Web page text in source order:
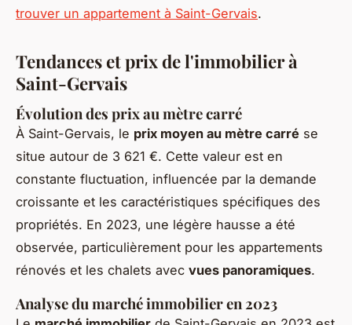
trouver un appartement à Saint-Gervais.
Tendances et prix de l'immobilier à
Saint-Gervais
Évolution des prix au mètre carré
À Saint-Gervais, le prix moyen au mètre carré se
situe autour de 3 621 €. Cette valeur est en
constante fluctuation, influencée par la demande
croissante et les caractéristiques spécifiques des
propriétés. En 2023, une légère hausse a été
observée, particulièrement pour les appartements
rénovés et les chalets avec vues panoramiques.
Analyse du marché immobilier en 2023